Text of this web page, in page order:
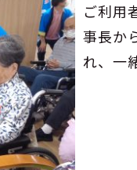
ご利用
事長か
れ、一